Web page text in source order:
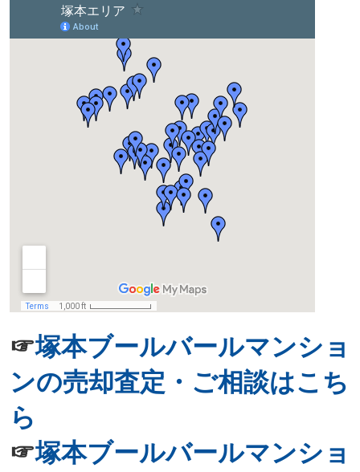
☞塚本ブールバールマンショ
ンの売却査定・ご相談はこち
ら
☞塚本ブールバールマンショ